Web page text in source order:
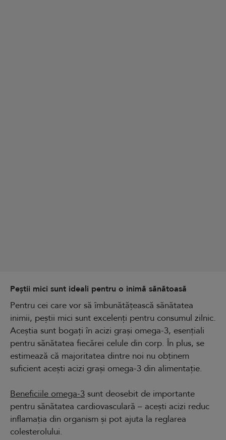
Peștii mici sunt ideali pentru o inimă sănătoasă
Pentru cei care vor să îmbunătățească sănătatea
inimii, peștii mici sunt excelenți pentru consumul zilnic.
Aceștia sunt bogați în acizi grași omega-3, esențiali
pentru sănătatea fiecărei celule din corp. În plus, se
estimează că majoritatea dintre noi nu obținem
suficient acești acizi grași omega-3 din alimentație.
Beneficiile omega-3 sunt deosebit de importante
pentru sănătatea cardiovasculară – acești acizi reduc
inflamația din organism și pot ajuta la reglarea
colesterolului.